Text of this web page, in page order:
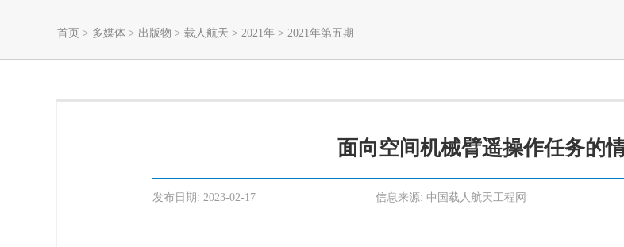
首页 > 多媒体 > 出版物 > 载人航天 > 2021年 > 2021年第五期
面向空间机械臂遥操作任务的
发布日期: 2023-02-17 信息来源: 中国载人航天工程网